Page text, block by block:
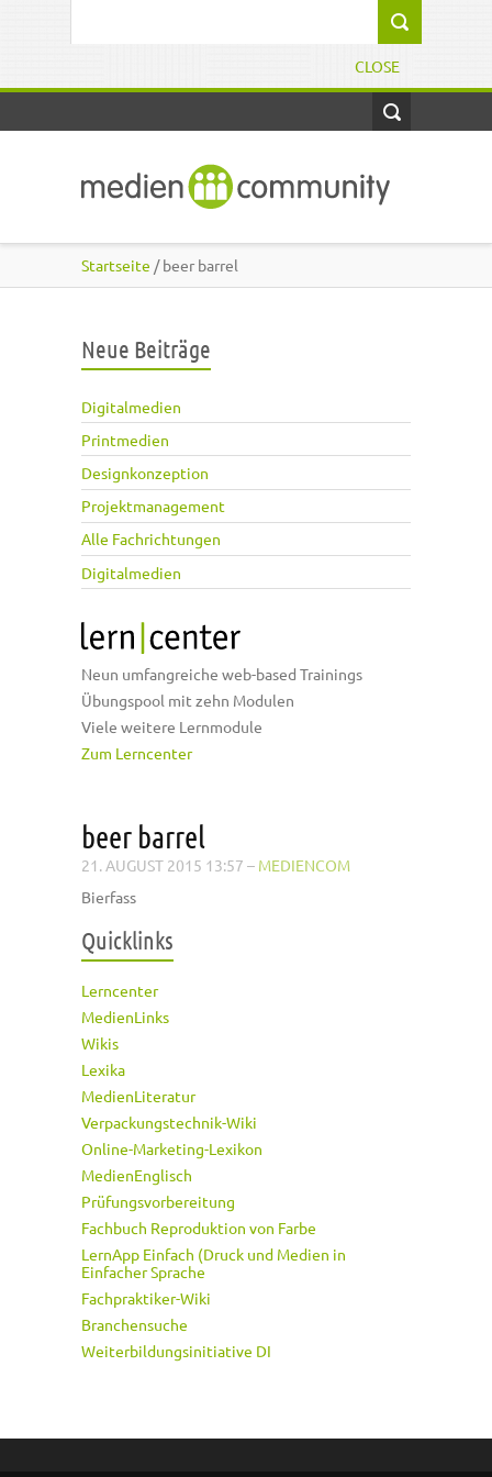
CLOSE
Startseite / beer barrel
Neue Beiträge
Digitalmedien
Printmedien
Designkonzeption
Projektmanagement
Alle Fachrichtungen
Digitalmedien
Neun umfangreiche web-based Trainings
Übungspool mit zehn Modulen
Viele weitere Lernmodule
Zum Lerncenter
beer barrel
21. AUGUST 2015 13:57 – MEDIENCOM
Bierfass
Quicklinks
Lerncenter
MedienLinks
Wikis
Lexika
MedienLiteratur
Verpackungstechnik-Wiki
Online-Marketing-Lexikon
MedienEnglisch
Prüfungsvorbereitung
Fachbuch Reproduktion von Farbe
LernApp Einfach (Druck und Medien in
Einfacher Sprache
Fachpraktiker-Wiki
Branchensuche
Weiterbildungsinitiative DI